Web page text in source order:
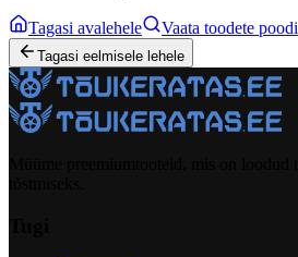
Tagasi avalehele Vaata toodete poodi
Tagasi eelmisele lehele